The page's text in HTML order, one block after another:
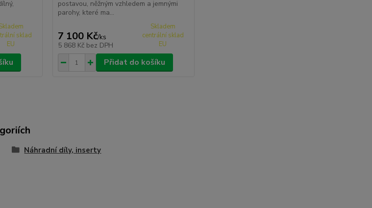
sklad
EU
postavou, něžným vzhledem a jemnými
parohy, které ma...
7 100 Kč/ks
5 868 Kč bez DPH
Skladem
centrální sklad
EU
Přidat do košíku
Náhradní díly, inserty